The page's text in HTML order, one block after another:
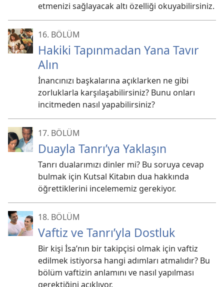
etmenizi sağlayacak altı özelliği okuyabilirsiniz.
16. BÖLÜM
Hakiki Tapınmadan Yana Tavır
Alın
İnancınızı başkalarına açıklarken ne gibi
zorluklarla karşılaşabilirsiniz? Bunu onları
incitmeden nasıl yapabilirsiniz?
17. BÖLÜM
Duayla Tanrı’ya Yaklaşın
Tanrı dualarımızı dinler mi? Bu soruya cevap
bulmak için Kutsal Kitabın dua hakkında
öğrettiklerini incelememiz gerekiyor.
18. BÖLÜM
Vaftiz ve Tanrı’yla Dostluk
Bir kişi İsa’nın bir takipçisi olmak için vaftiz
edilmek istiyorsa hangi adımları atmalıdır? Bu
bölüm vaftizin anlamını ve nasıl yapılması
gerektiğini açıklıyor.